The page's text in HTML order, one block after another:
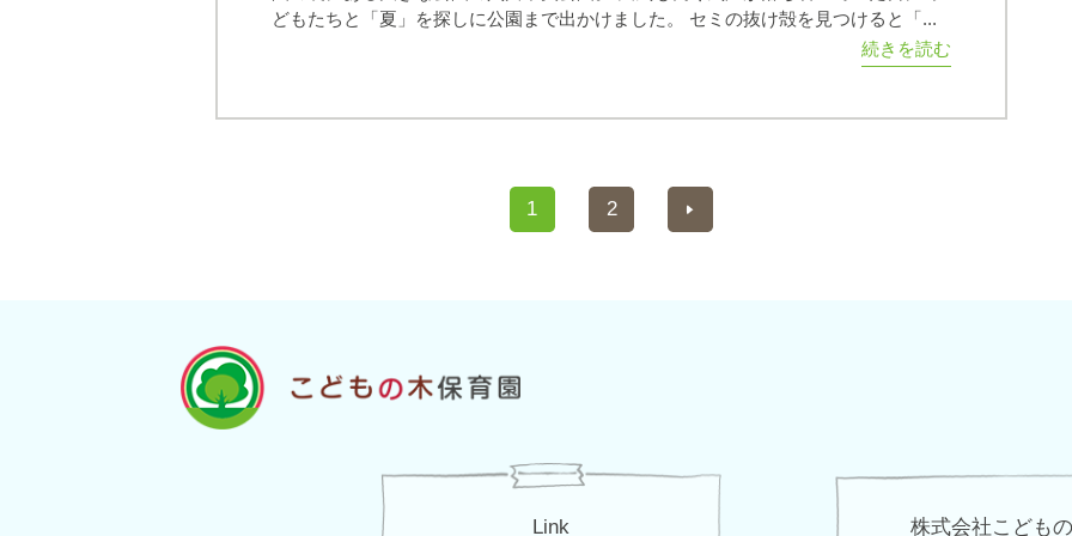
どもたちと「夏」を探しに公園まで出かけました。 セミの抜け殻を見つけると「...
続きを読む
1 2
Link 株式会社こども